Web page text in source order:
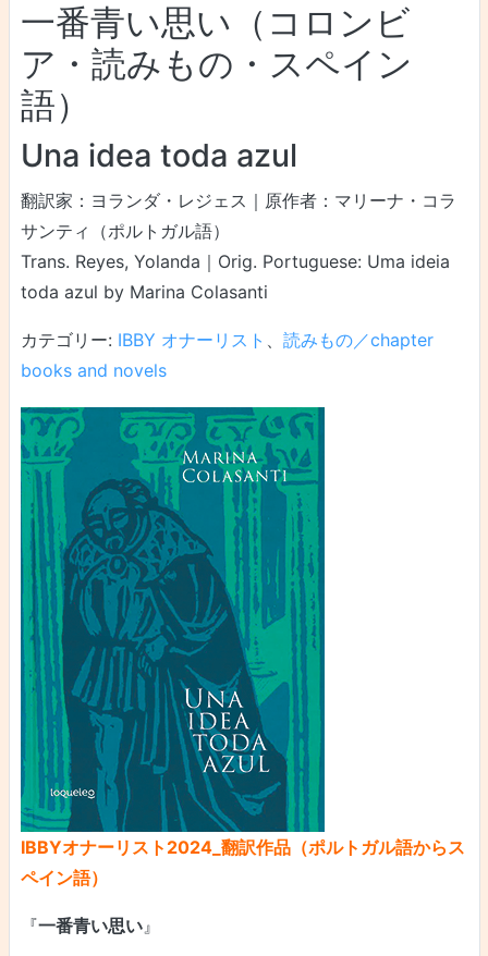
一番青い思い（コロンビ
ア・読みもの・スペイン
語）
Una idea toda azul
翻訳家：ヨランダ・レジェス｜原作者：マリーナ・コラ
サンティ（ポルトガル語）
Trans. Reyes, Yolanda｜Orig. Portuguese: Uma ideia
toda azul by Marina Colasanti
カテゴリー: IBBY オナーリスト 、 読みもの／chapter
books and novels
IBBYオナーリスト2024_翻訳作品（ポルトガル語からス
ペイン語）
『一番青い思い』